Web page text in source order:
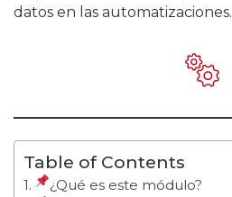
datos en las automatizaciones.
Table of Contents
¿Qué es este módulo?